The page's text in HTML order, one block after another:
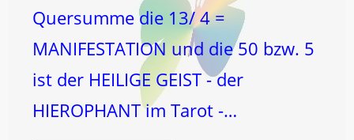
Quersumme die 13/ 4 =
MANIFESTATION und die 50 bzw. 5
ist der HEILIGE GEIST - der
HIEROPHANT im Tarot -…